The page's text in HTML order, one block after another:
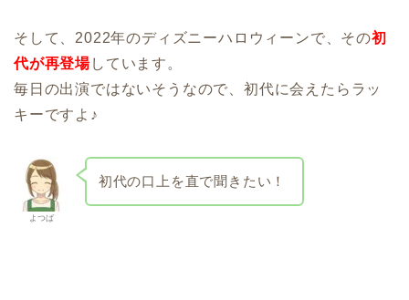
そして、2022年のディズニーハロウィーンで、その初
代が再登場しています。
毎日の出演ではないそうなので、初代に会えたらラッ
キーですよ♪
よつば
初代の口上を直で聞きたい！